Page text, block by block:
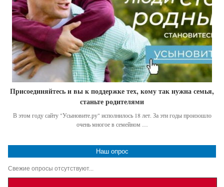
Присоединяйтесь и вы к поддержке тех, кому так нужна семья,
станьте родителями
В этом году сайту "Усыновите.ру" исполнилось 18 лет. За эти годы произошло
очень многое в семейном …
Наш опрос
Свежие опросы отсутствуют...